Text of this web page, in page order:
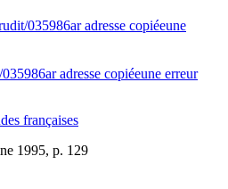
035986aradresse copiéeune
adresse copiéeune erreur
françaises
1995, p. 129